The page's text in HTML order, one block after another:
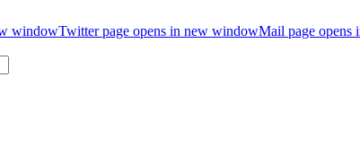
windowTwitter page opens in new windowMail page opens